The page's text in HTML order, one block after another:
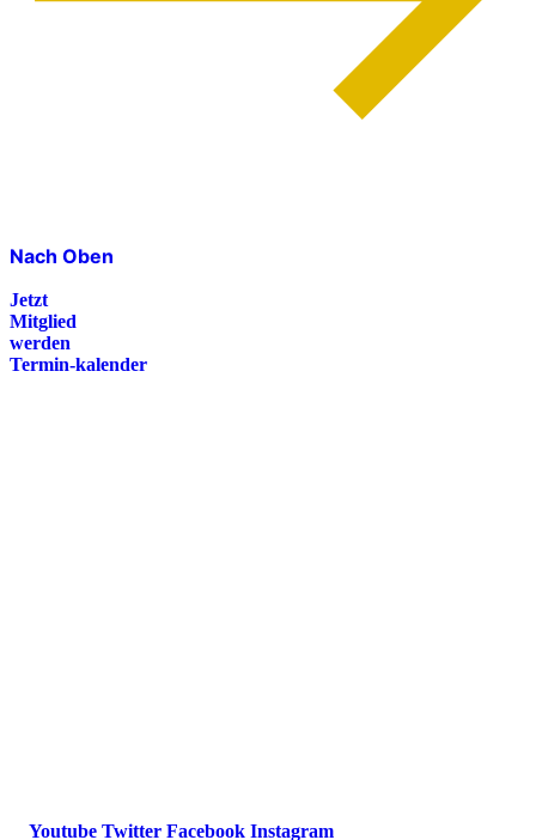
Nach Oben
Jetzt
Mitglied
werden
Termin-kalender
Youtube Twitter Facebook Instagram